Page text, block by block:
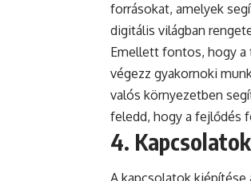
forrásokat, amelyek
digitális világban
Emellett fontos, hogy a
végezz gyakornoki
valós környezetben
feledd, hogy a fejlődés
4.
A kapcsolatok